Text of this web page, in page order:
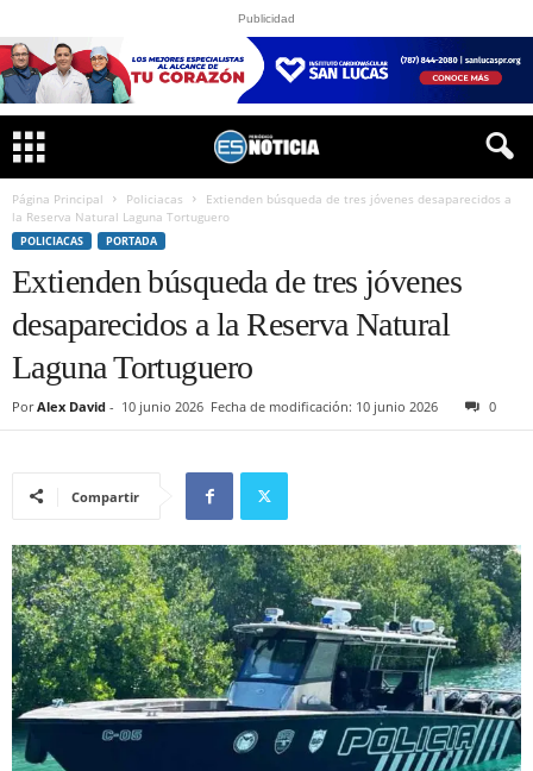
Publicidad
Página Principal Policiacas
Extienden búsqueda de tres jóvenes desaparecidos a
la Reserva Natural Laguna Tortuguero
POLICIACAS PORTADA
Extienden búsqueda de tres jóvenes
desaparecidos a la Reserva Natural
Laguna Tortuguero
Por Alex David - 10 junio 2026 Fecha de modificación: 10 junio 2026 0
Compartir